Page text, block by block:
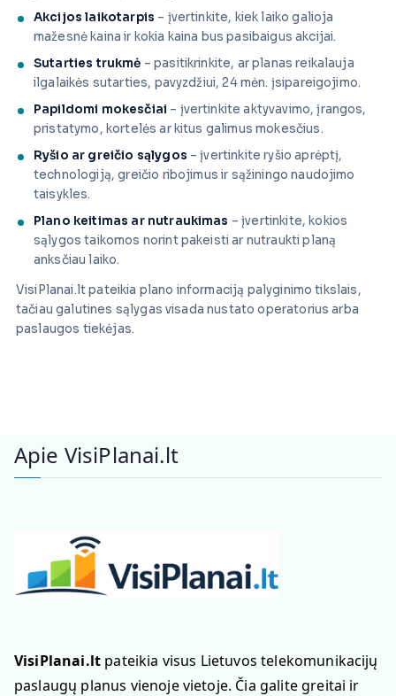
Akcijos laikotarpis – įvertinkite, kiek laiko galioja
mažesnė kaina ir kokia kaina bus pasibaigus akcijai.
Sutarties trukmė – pasitikrinkite, ar planas reikalauja
ilgalaikės sutarties, pavyzdžiui, 24 mėn. įsipareigojimo.
Papildomi mokesčiai – įvertinkite aktyvavimo, įrangos,
pristatymo, kortelės ar kitus galimus mokesčius.
Ryšio ar greičio sąlygos – įvertinkite ryšio aprėptį,
technologiją, greičio ribojimus ir sąžiningo naudojimo
taisykles.
Plano keitimas ar nutraukimas – įvertinkite, kokios
sąlygos taikomos norint pakeisti ar nutraukti planą
anksčiau laiko.
VisiPlanai.lt pateikia plano informaciją palyginimo tikslais,
tačiau galutines sąlygas visada nustato operatorius arba
paslaugos tiekėjas.
Apie VisiPlanai.lt
VisiPlanai.lt pateikia visus Lietuvos telekomunikacijų
paslaugų planus vienoje vietoje. Čia galite greitai ir